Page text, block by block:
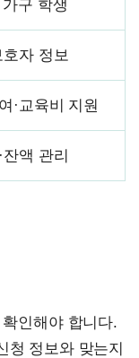
구 학생
호자 정보
·교육비 지원
잔액 관리
인해야 합니다.
청 정보와 맞는지